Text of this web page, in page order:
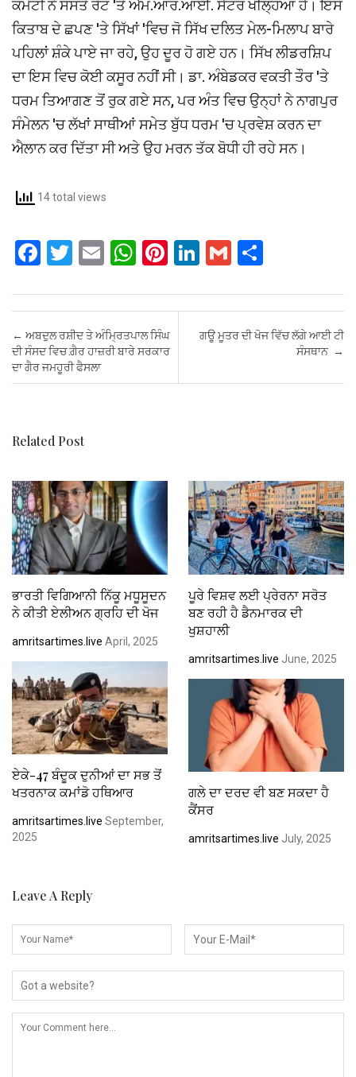
ਕਮੇਟੀ ਨੇ ਸਸਤੇ ਰੇਟ 'ਤੇ ਐੱਮ.ਆਰ.ਆਈ. ਸੈਂਟਰ ਖੋਲ੍ਹਿਆ ਹੈ। ਇਸ
ਕਿਤਾਬ ਦੇ ਛਪਣ 'ਤੇ ਸਿੱਖਾਂ 'ਵਿਚ ਜੋ ਸਿੱਖ ਦਲਿਤ ਮੇਲ-ਮਿਲਾਪ ਬਾਰੇ
ਪਹਿਲਾਂ ਸ਼ੰਕੇ ਪਾਏ ਜਾ ਰਹੇ, ਉਹ ਦੂਰ ਹੋ ਗਏ ਹਨ। ਸਿੱਖ ਲੀਡਰਸ਼ਿਪ
ਦਾ ਇਸ ਵਿਚ ਕੋਈ ਕਸੂਰ ਨਹੀਂ ਸੀ। ਡਾ. ਅੰਬੇਡਕਰ ਵਕਤੀ ਤੌਰ 'ਤੇ
ਧਰਮ ਤਿਆਗਣ ਤੋਂ ਰੁਕ ਗਏ ਸਨ, ਪਰ ਅੰਤ ਵਿਚ ਉਨ੍ਹਾਂ ਨੇ ਨਾਗਪੁਰ
ਸੰਮੇਲਨ 'ਚ ਲੱਖਾਂ ਸਾਥੀਆਂ ਸਮੇਤ ਬੁੱਧ ਧਰਮ 'ਚ ਪ੍ਰਵੇਸ਼ ਕਰਨ ਦਾ
ਐਲਾਨ ਕਰ ਦਿੱਤਾ ਸੀ ਅਤੇ ਉਹ ਮਰਨ ਤੱਕ ਬੋਧੀ ਹੀ ਰਹੇ ਸਨ।
14 total views
F
ce
b
o
o
T
tt
er
E
ail
W
at
s
A
p
Pi
er
es
t
Li
ke
dI
G
ail ar
e
Post navigation
← ਅਬਦੁਲ ਰਸ਼ੀਦ ਤੇ ਅੰਮ੍ਰਿਤਪਾਲ ਸਿੰਘ
ਦੀ ਸੰਸਦ ਵਿਚ ਗ਼ੈਰ ਹਾਜ਼ਰੀ ਬਾਰੇ ਸਰਕਾਰ
ਦਾ ਗੈਰ ਜਮਹੂਰੀ ਫੈਸਲਾ
ਗਊ ਮੂਤਰ ਦੀ ਖੋਜ ਵਿੱਚ ਲੱਗੇ ਆਈ ਟੀ
ਸੰਸਥਾਨ →
Related Post
ਭਾਰਤੀ ਵਿਗਿਆਨੀ ਨਿੱਕੂ ਮਧੂਸੂਦਨ
ਨੇ ਕੀਤੀ ਏਲੀਅਨ ਗ੍ਰਹਿ ਦੀ ਖੋਜ
amritsartimes.live April, 2025
ਪੂਰੇ ਵਿਸ਼ਵ ਲਈ ਪ੍ਰੇਰਨਾ ਸਰੋਤ
ਬਣ ਰਹੀ ਹੈ ਡੈਨਮਾਰਕ ਦੀ
ਖੁਸ਼ਹਾਲੀ
amritsartimes.live June, 2025
ਏਕੇ-47 ਬੰਦੂਕ ਦੁਨੀਆਂ ਦਾ ਸਭ ਤੋਂ
ਖਤਰਨਾਕ ਕਮਾਂਡੋ ਹਥਿਆਰ
amritsartimes.live September,
2025
ਗਲੇ ਦਾ ਦਰਦ ਵੀ ਬਣ ਸਕਦਾ ਹੈ
ਕੈਂਸਰ
amritsartimes.live July, 2025
Leave A Reply